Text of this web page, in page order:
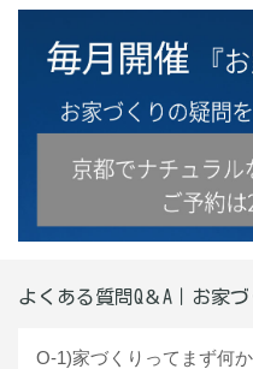
よくある質問Q＆A｜お家
O-1)家づくりってまず何